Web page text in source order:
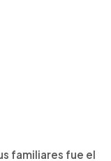
familiares fue el